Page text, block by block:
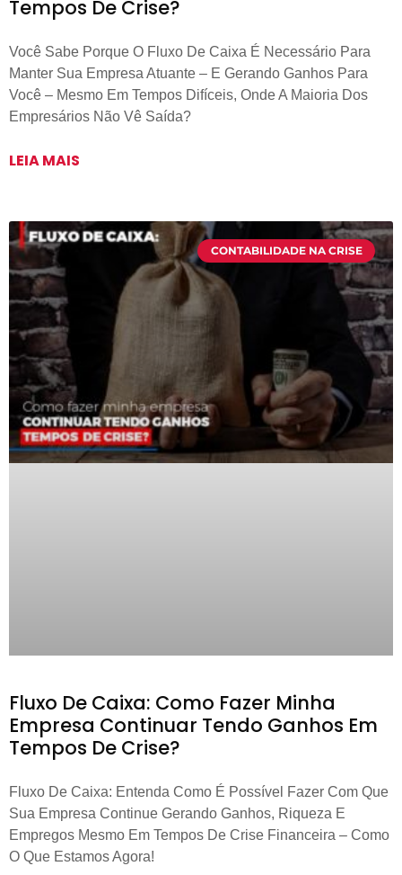
Tempos De Crise?
Você Sabe Porque O Fluxo De Caixa É Necessário Para
Manter Sua Empresa Atuante – E Gerando Ganhos Para
Você – Mesmo Em Tempos Difíceis, Onde A Maioria Dos
Empresários Não Vê Saída?
LEIA MAIS
CONTABILIDADE NA CRISE
Fluxo De Caixa: Como Fazer Minha
Empresa Continuar Tendo Ganhos Em
Tempos De Crise?
Fluxo De Caixa: Entenda Como É Possível Fazer Com Que
Sua Empresa Continue Gerando Ganhos, Riqueza E
Empregos Mesmo Em Tempos De Crise Financeira – Como
O Que Estamos Agora!